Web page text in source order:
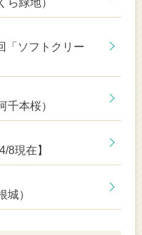
「ソフトクリー
千本桜）
8現在】
城）